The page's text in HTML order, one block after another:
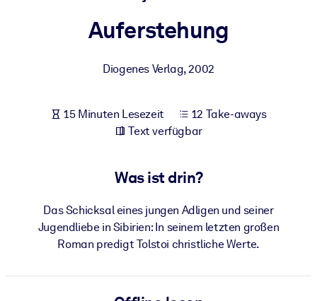
Bauen Sie eine gesunde und resiliente Belegschaft auf.
Integrieren Sie kompaktes, verifiziertes Wissen in Ihr LMS/LXP für
bessere Lernergebnisse.
Bereichern Sie Ihre Unternehmensbibliothek mit
Für KI-Systeme
Nutzen Sie verlässliches, strukturiertes Wissen, um die Ergebnisse
Auferstehung
Diogenes Verlag,2002
15 Minuten Lesezeit
12 Take-aways
Text verfügbar
Was ist drin?
Das Schicksal eines jungen Adligen und seiner
Jugendliebe in Sibirien: In seinem letzten großen
Roman predigt Tolstoi christliche Werte.